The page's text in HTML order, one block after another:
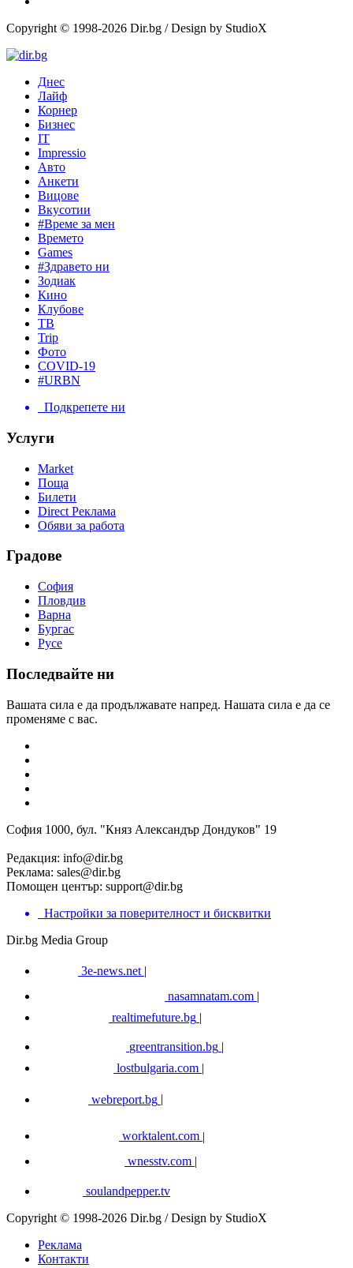
Copyright © 1998-2026 Dir.bg / Design by StudioX
Днес
Лайф
Корнер
Бизнес
IT
Impressio
Авто
Анкети
Вицове
Вкусотии
#Време за мен
Времето
Games
#Здравето ни
Зодиак
Кино
Клубове
ТВ
Trip
Фото
COVID-19
#URBN
Подкрепете ни
Услуги
Market
Поща
Билети
Direct Реклама
Обяви за работа
Градове
София
Пловдив
Варна
Бургас
Русе
Последвайте ни
Вашата сила е да продължавате напред. Нашата сила е да се
променяме с вас.
София 1000, бул. "Княз Александър Дондуков" 19
Редакция: info@dir.bg
Реклама: sales@dir.bg
Помощен център: support@dir.bg
Настройки за поверителност и бисквитки
Dir.bg Media Group
3e-news.net |
nasamnatam.com |
realtimefuture.bg |
greentransition.bg |
lostbulgaria.com |
webreport.bg
worktalent.com |
wnesstv.com |
soulandpepper.tv
Copyright © 1998-2026 Dir.bg / Design by StudioX
Реклама
Контакти